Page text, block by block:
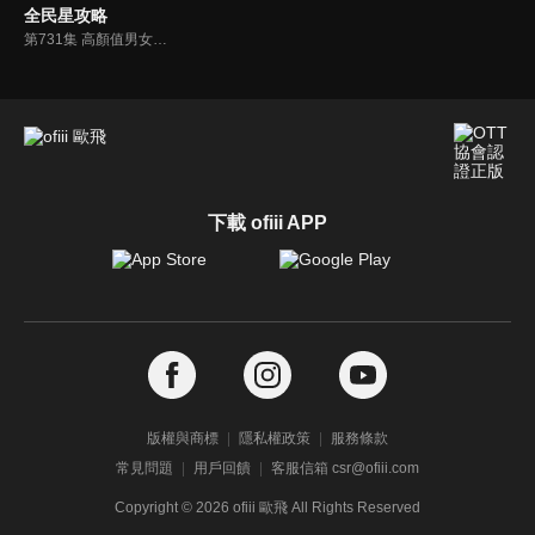
全民星攻略
第731集 高顏值男女智力測驗
下載 ofiii APP
版權與商標 隱私權政策
服務條款
常見問題
用戶回饋 客服信箱 csr@ofiii.com
Copyright © 2026 ofiii 歐飛 All Rights Reserved